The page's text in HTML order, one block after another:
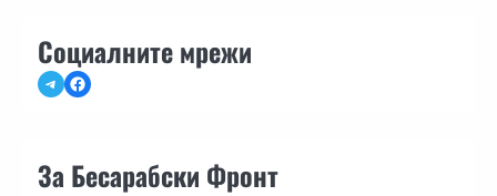
Социалните мрежи
TelegramFacebook
За Бесарабски Фронт